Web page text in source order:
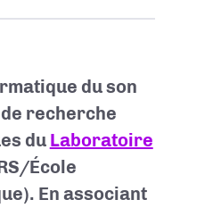
du son
recherche
du Laboratoire
École
En associant